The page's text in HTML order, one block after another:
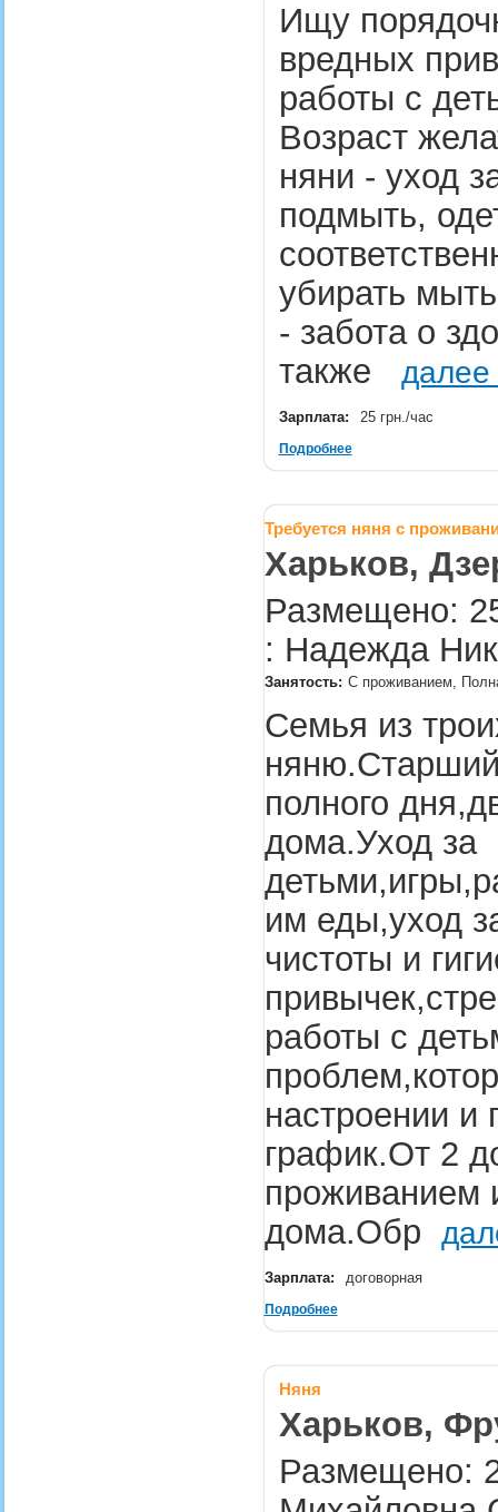
Ищу
вредных
работы с
Возраст
няни - уход
подмыть,
убирать
- забота о
также далее
Зарплата: 25 грн./час
Подробнее
Требуется няня с
Харьков,
Размещено:
: Надежда
Занятость: С проживанием,
Семья из
полного
дома.Уход за
им еды,уход
чистоты и
работы с
настроении и
график.От 2
проживанием
дома.Обр
Зарплата: договорная
Подробнее
Няня
Харьков,
Размещено: